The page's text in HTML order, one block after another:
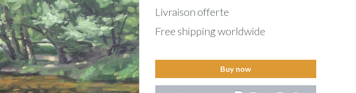
Livraison offerte
Free shipping worldwide
Buy now